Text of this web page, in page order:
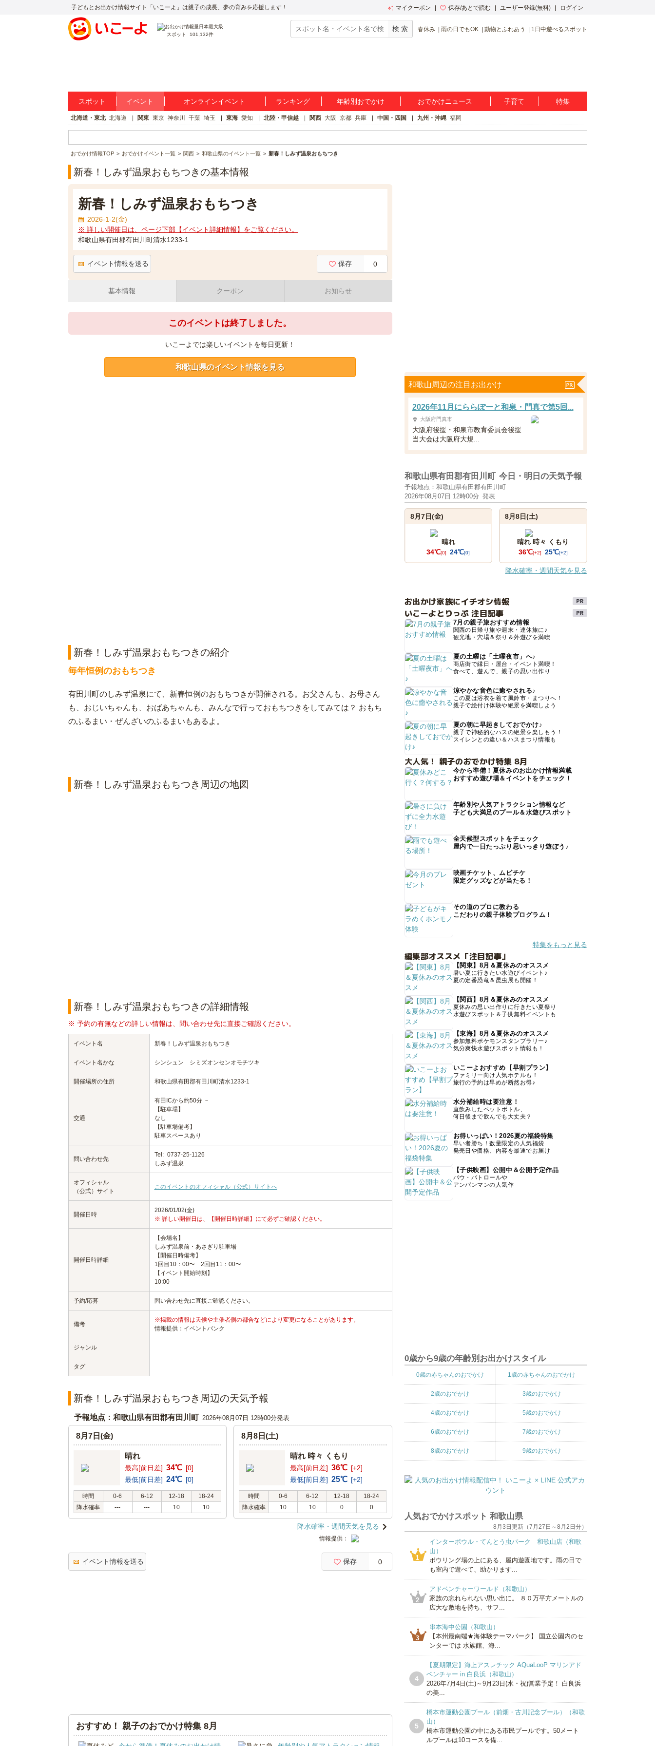
子どもとお出かけ情報サイト「いこーよ」は親子の成長、夢の育みを応援します！ マイクーポン 保存/あとで読む ユーザー登録(無料) ログイン
スポット 101,132件
春休み 雨の日でもOK 動物とふれあう 1日中遊べるスポット
スポット イベント オンラインイベント ランキング 年齢別おでかけ おでかけニュース 子育て 特集
北海道・東北 北海道 関東 東京 神奈川 千葉 埼玉 東海 愛知 北陸・甲信越 関西 大阪 京都 兵庫 中国・四国 九州・沖縄 福岡
おでかけ情報TOP おでかけイベント一覧 関西 和歌山県のイベント一覧 新春！しみず温泉おもちつき
新春！しみず温泉おもちつきの基本情報
新春！しみず温泉おもちつき
2026-1-2(金)
※ 詳しい開催日は、ページ下部【イベント詳細情報】をご覧ください。
和歌山県有田郡有田川町清水1233-1
イベント情報を送る 保存 0
基本情報 クーポン お知らせ
このイベントは終了しました。
いこーよでは楽しいイベントを毎日更新！
和歌山県のイベント情報を見る
新春！しみず温泉おもちつきの紹介
毎年恒例のおもちつき
有田川町のしみず温泉にて、新春恒例のおもちつきが開催される。お父さんも、お母さん
も、おじいちゃんも、おばあちゃんも、みんなで行っておもちつきをしてみては？ おもち
のふるまい・ぜんざいのふるまいもあるよ。
新春！しみず温泉おもちつき周辺の地図
新春！しみず温泉おもちつきの詳細情報
※ 予約の有無などの詳しい情報は、問い合わせ先に直接ご確認ください。
イベント名 新春！しみず温泉おもちつき
イベント名かな シンシュン シミズオンセンオモチツキ
開催場所の住所 和歌山県有田郡有田川町清水1233-1
交通
有田ICから約50分 －
【駐車場】
なし
【駐車場備考】
駐車スペースあり
問い合わせ先
Tel: 0737-25-1126
しみず温泉
オフィシャル
（公式）サイト
このイベントのオフィシャル（公式）サイトへ
開催日時
2026/01/02(金)
※ 詳しい開催日は、【開催日時詳細】にて必ずご確認ください。
開催日時詳細
【会場名】
しみず温泉前・あさぎり駐車場
【開催日時備考】
1回目10：00〜 2回目11：00〜
【イベント開始時刻】
10:00
予約/応募 問い合わせ先に直接ご確認ください。
備考
※掲載の情報は天候や主催者側の都合などにより変更になることがあります。
情報提供：イベントバンク
ジャンル
タグ
新春！しみず温泉おもちつき周辺の天気予報
予報地点：和歌山県有田郡有田川町 2026年08月07日 12時00分発表
8月7日(金)
晴れ
最高[前日差] 34℃ [0]
最低[前日差] 24℃ [0]
時間 0-6 6-12 12-18
18-24
降水確率
--- --- 10 10
8月8日(土)
晴れ 時々 くもり
最高[前日差] 36℃ [+2]
最低[前日差] 25℃ [+2]
時間 0-6 6-12 12-18
18-24
降水確率
10 10 0 0
降水確率・週間天気を見る
情報提供：
イベント情報を送る 保存 0
おすすめ！ 親子のおでかけ特集 8月
和歌山周辺の注目お出かけ
2026年11月にららぽーと和泉・門真で第5回...
大阪府門真市
大阪府後援・和泉市教育委員会後援
当大会は大阪府大規...
和歌山県有田郡有田川町 今日・明日の天気予報
予報地点：和歌山県有田郡有田川町
2026年08月07日 12時00分 発表
8月7日(金)
晴れ
34℃[0] 24℃[0]
8月8日(土)
晴れ 時々 くもり
36℃[+2] 25℃[+2]
降水確率・週間天気を見る
お出かけ家族にイチオシ情報
いこーよとりっぷ 注目記事
7月の親子旅おすすめ情報
関西の日帰り旅や週末・連休旅に♪
観光地・穴場＆祭り＆外遊びを満喫
夏の土曜は「土曜夜市」へ♪
商店街で縁日・屋台・イベント満喫！
食べて、遊んで、親子の思い出作り
涼やかな音色に癒やされる♪
この夏は浴衣を着て風鈴市・まつりへ！
親子で絵付け体験や絶景を満喫しよう
夏の朝に早起きしておでかけ♪
親子で神秘的なハスの絶景を楽しもう！
スイレンとの違い＆ハスまつり情報も
大人気！ 親子のおでかけ特集 8月
今から準備！夏休みのお出かけ情報満載
おすすめ遊び場＆イベントをチェック！
年齢別や人気アトラクション情報など
子ども大満足のプール＆水遊びスポット
全天候型スポットをチェック
屋内で一日たっぷり思いっきり遊ぼう♪
映画チケット、ムビチケ
限定グッズなどが当たる！
その道のプロに教わる
こだわりの親子体験プログラム！
特集をもっと見る
編集部オススメ「注目記事」
【関東】8月＆夏休みのオススメ
暑い夏に行きたい水遊びイベント♪
夏の定番恐竜＆昆虫展も開催！
【関西】8月＆夏休みのオススメ
夏休みの思い出作りに行きたい夏祭り
水遊びスポット＆子供無料イベントも
【東海】8月＆夏休みのオススメ
参加無料ポケモンスタンプラリー♪
気分爽快水遊びスポット情報も！
いこーよおすすめ【早割プラン】
ファミリー向け人気ホテルも！
旅行の予約は早めが断然お得♪
水分補給時は要注意！
直飲みしたペットボトル、
何日後まで飲んでも大丈夫？
お得いっぱい！2026夏の福袋特集
早い者勝ち！数量限定の人気福袋
発売日や価格、内容を最速でお届け
【子供映画】公開中＆公開予定作品
パウ・パトロールや
アンパンマンの人気作
0歳から9歳の年齢別お出かけスタイル
0歳の赤ちゃんのおでかけ 1歳の赤ちゃんのおでかけ
2歳のおでかけ 3歳のおでかけ
4歳のおでかけ 5歳のおでかけ
6歳のおでかけ 7歳のおでかけ
8歳のおでかけ 9歳のおでかけ
人気おでかけスポット 和歌山県
8月3日更新（7月27日～8月2日分）
1
インターボウル・てんとう虫パーク 和歌山店（和歌
山）
ボウリング場の上にある、屋内遊園地です。雨の日で
も室内で遊べて、助かります...
2
アドベンチャーワールド（和歌山）
家族の忘れられない思い出に。 ８０万平方メートルの
広大な敷地を持ち、サフ...
3
串本海中公園（和歌山）
【本州最南端★海体験テーマパーク】 国立公園内のセ
ンターでは 水族館、海...
4
【夏期限定】海上アスレチック AQuaLooP マリンアド
ベンチャー in 白良浜（和歌山）
2026年7月4日(土)～9月23日(水・祝)営業予定！ 白良浜
の美...
5
橋本市運動公園プール（前畑・古川記念プール）（和歌
山）
橋本市運動公園の中にある市民プールです。50メート
ルプールは10コースを備...